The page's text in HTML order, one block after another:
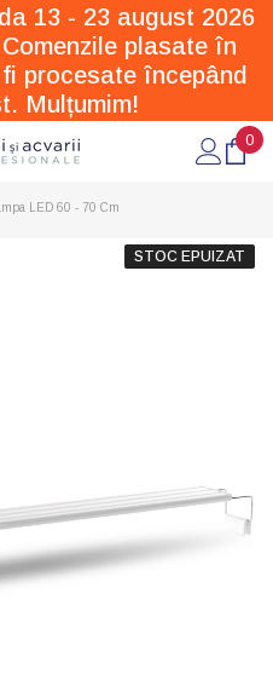
13 - 23 august 2026
plasate în
procesate începând
Mulțumim!
0
0
LED 60 - 70 Cm
STOC EPUIZAT